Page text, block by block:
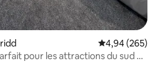
Évaluation
4,94 (265)
pour les attractions du sud du